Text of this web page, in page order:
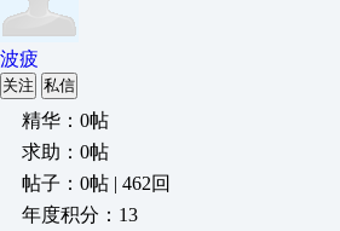
波疲
关注 私信
精华：0帖
求助：0帖
帖子：0帖 | 462回
年度积分：13